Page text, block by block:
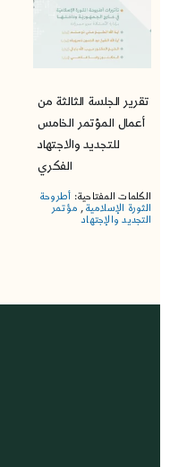
المحور
الثالث
تقرير الجلسة الثالثة من
أعمال المؤتمر الخامس
للتجديد والاجتهاد
الفكري
الكلمات المفتاحية: أطروحة
الثورة الإسلامية , مؤتمر
التجديد والإجتهاد